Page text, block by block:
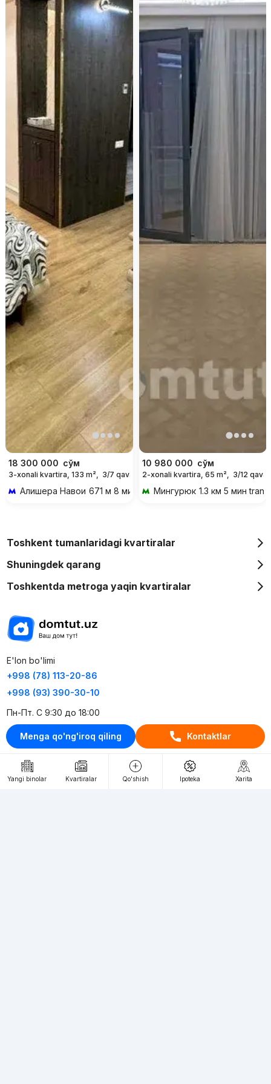
Menga qo'ng'iroq qiling Kontaktlar
18 300 000 сўм
3-xonali kvartira, 133 m², 3/7 qavat For days
Алишера Навои 671 м 8 мин piyoda
10 980 000 сўм
2-xonali kvartira, 65 m², 3/12 qavat
Мингурюк 1.3 км 5 мин
Yangi binolar Kvartiralar Qo'shish Ipoteka Xarita
Toshkent tumanlaridagi kvartiralar
Shuningdek qarang
Toshkentda metroga yaqin kvartiralar
E'lon bo'limi
+998 (78) 113-20-86
+998 (93) 390-30-10
Пн-Пт. С 9:30 до 18:00
RU UZ
Kontaktlar